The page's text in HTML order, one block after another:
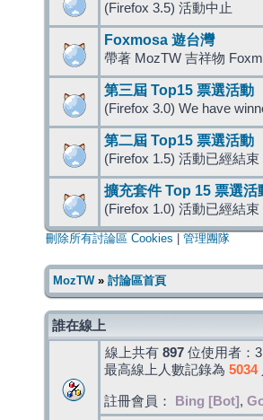
(Firefox 3.5) 活動中止
Foxmosa 遊台灣
帶著 MozTW 吉祥物
第三屆 Top15 票選活動
(Firefox 3.0) We have
第二屆 Top15 票選活動
(Firefox 1.5) 活動已經結束
擴充套件 Top 15 票選活
(Firefox 1.0) 活動已經結束
刪除所有討論區 Cookies 管理團隊
MozTW» 討論區首頁
誰在線上
線上共有 897 位使用者：
最高線上人數記錄為 5034
註冊會員： Bing [Bot] ,